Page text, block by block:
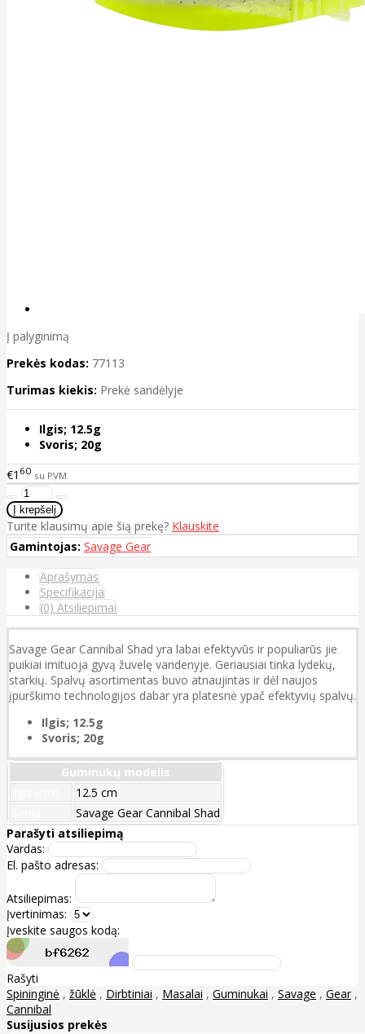
Į palyginimą
Prekės kodas: 77113
Turimas kiekis: Prekė sandėlyje
Ilgis; 12.5g
Svoris; 20g
€1 60 su PVM
Turite klausimų apie šią prekę? Klauskite
Gamintojas: Savage Gear
Aprašymas
Specifikacija
(0) Atsiliepimai
Savage Gear Cannibal Shad yra labai efektyvūs ir populiarūs jie
puikiai imituoja gyvą žuvelę vandenyje. Geriausiai tinka lydekų,
starkių. Spalvų asortimentas buvo atnaujintas ir dėl naujos
įpurškimo technologijos dabar yra platesnė ypač efektyvių spalvų.
Ilgis; 12.5g
Svoris; 20g
Guminukų modelis
12.5 cm
Savage Gear Cannibal Shad
Parašyti atsiliepimą
Vardas:
El. pašto adresas:
Atsiliepimas:
Įvertinimas:
Įveskite saugos kodą:
Rašyti
Spininginė , žūklė , Dirbtiniai , Masalai , Guminukai , Savage , Gear ,
Cannibal
Susijusios prekės